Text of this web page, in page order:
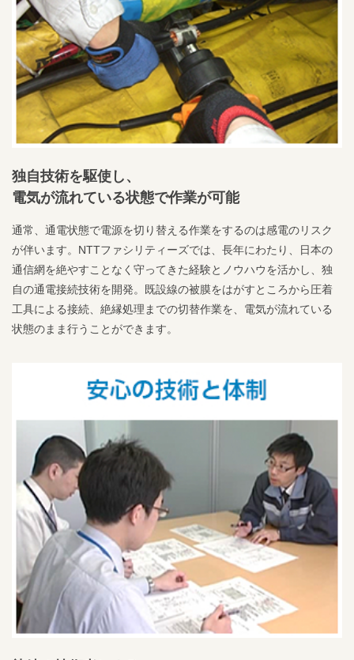
独自技術を駆使し、
電気が流れている状態で作業が可能
通常、通電状態で電源を切り替える作業をするのは感電のリスク
が伴います。NTTファシリティーズでは、長年にわたり、日本の
通信網を絶やすことなく守ってきた経験とノウハウを活かし、独
自の通電接続技術を開発。既設線の被膜をはがすところから圧着
工具による接続、絶縁処理までの切替作業を、電気が流れている
状態のまま行うことができます。